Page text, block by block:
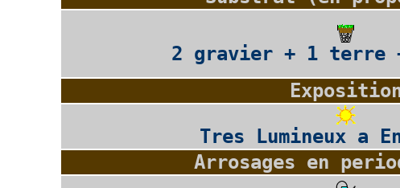
2 gravier + 1 terre
Tres Lumineux a
Arrosages en